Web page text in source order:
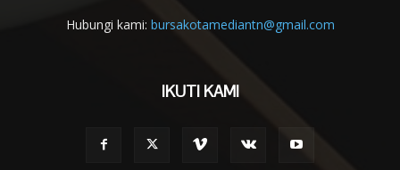
Hubungi kami: bursakotamediantn@gmail.com
IKUTI KAMI